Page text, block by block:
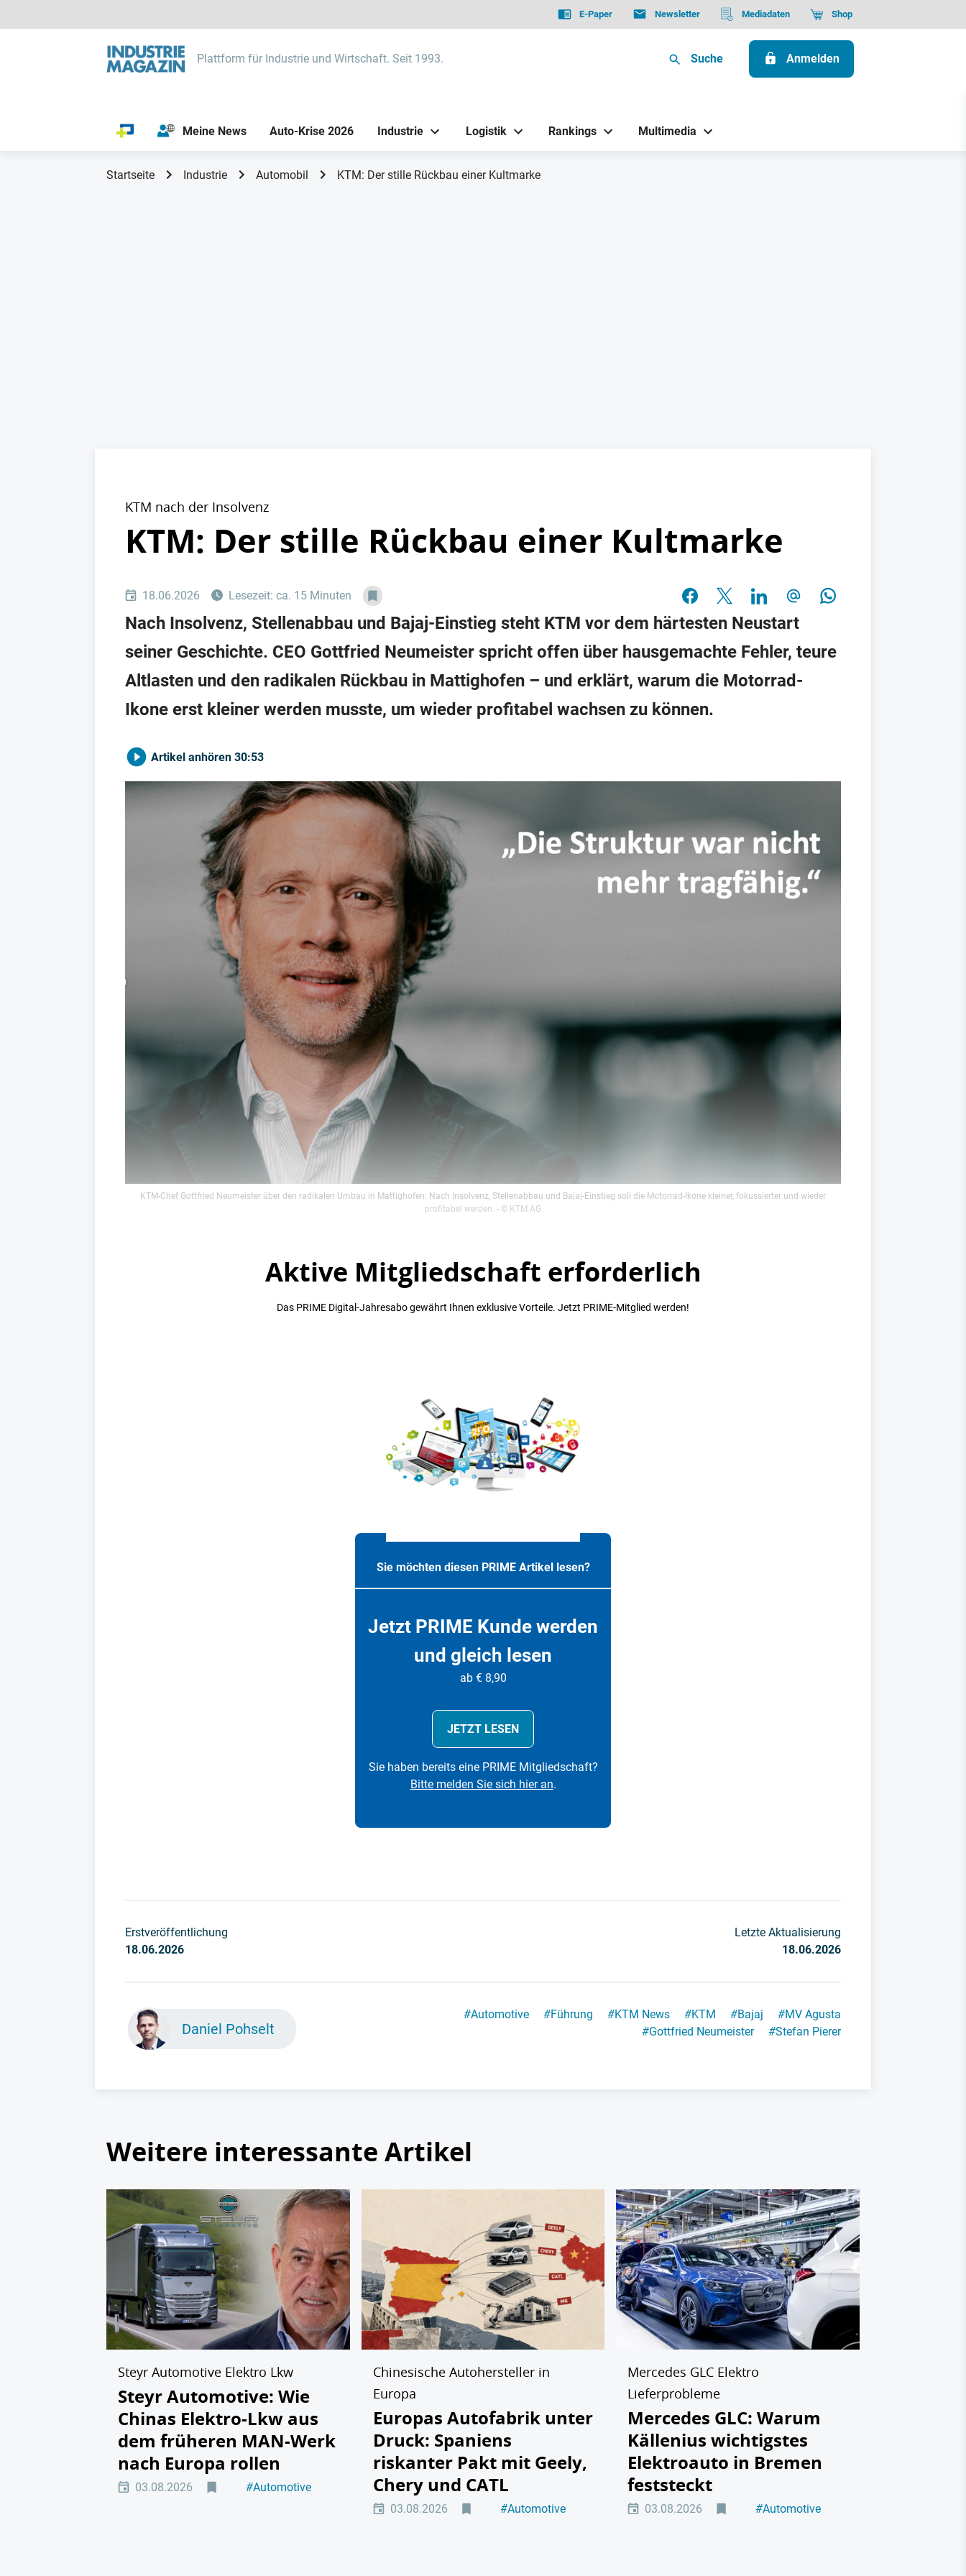
E-Paper Newsletter Mediadaten Shop
Plattform für Industrie und Wirtschaft. Seit 1993. Suche Anmelden
Meine News Auto-Krise 2026 Industrie Logistik Rankings Multimedia
Startseite Industrie Automobil KTM: Der stille Rückbau einer Kultmarke
KTM nach der Insolvenz
KTM: Der stille Rückbau einer Kultmarke
18.06.2026 Lesezeit: ca. 15 Minuten
Nach Insolvenz, Stellenabbau und Bajaj-Einstieg steht KTM vor dem härtesten Neustart
seiner Geschichte. CEO Gottfried Neumeister spricht offen über hausgemachte Fehler, teure
Altlasten und den radikalen Rückbau in Mattighofen – und erklärt, warum die Motorrad-
Ikone erst kleiner werden musste, um wieder profitabel wachsen zu können.
Artikel anhören 30:53
KTM-Chef Gottfried Neumeister über den radikalen Umbau in Mattighofen: Nach Insolvenz, Stellenabbau und Bajaj-Einstieg soll die Motorrad-Ikone kleiner, fokussierter und wieder
profitabel werden. - © KTM AG
Aktive Mitgliedschaft erforderlich
Das PRIME Digital-Jahresabo gewährt Ihnen exklusive Vorteile. Jetzt PRIME-Mitglied werden!
Sie möchten diesen PRIME Artikel lesen?
Jetzt PRIME Kunde werden
und gleich lesen
ab € 8,90
JETZT LESEN
Sie haben bereits eine PRIME Mitgliedschaft?
Bitte melden Sie sich hier an.
Erstveröffentlichung
18.06.2026
Letzte Aktualisierung
18.06.2026
Daniel Pohselt
#Automotive #Führung #KTM News #KTM #Bajaj #MV Agusta
#Gottfried Neumeister #Stefan Pierer
Weitere interessante Artikel
Steyr Automotive Elektro Lkw
Steyr Automotive: Wie
Chinas Elektro-Lkw aus
dem früheren MAN-Werk
nach Europa rollen
03.08.2026 #Automotive
Chinesische Autohersteller in
Europa
Europas Autofabrik unter
Druck: Spaniens
riskanter Pakt mit Geely,
Chery und CATL
03.08.2026 #Automotive
Mercedes GLC Elektro
Lieferprobleme
Mercedes GLC: Warum
Källenius wichtigstes
Elektroauto in Bremen
feststeckt
03.08.2026 #Automotive